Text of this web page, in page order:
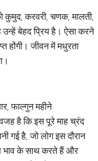
कुमुद, करवरी, चणक, मालती,
उन्हें बेहद प्रिय है। ऐसा करने
होंगी। जीवन में मधुरता
फाल्गुन महीने
है कि इस पूरे माह च्रंद
गई है, जो लोग इस दौरान
भाव के साथ करते हैं और